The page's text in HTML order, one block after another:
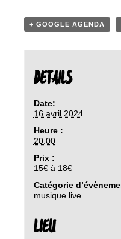
+ GOOGLE AGENDA
DETAILS
Date:
16 avril 2024
Heure :
20:00
Prix :
15€ à 18€
Catégorie
musique live
LIEU